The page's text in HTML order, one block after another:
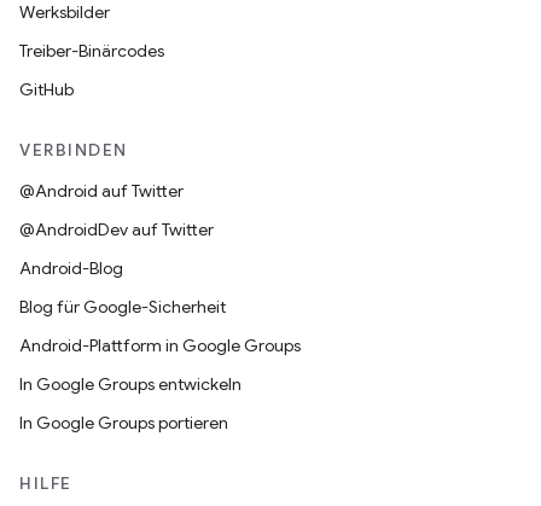
Werksbilder
Treiber-Binärcodes
GitHub
VERBINDEN
@Android auf Twitter
@AndroidDev auf Twitter
Android-Blog
Blog für Google-Sicherheit
Android-Plattform in Google Groups
In Google Groups entwickeln
In Google Groups portieren
HILFE